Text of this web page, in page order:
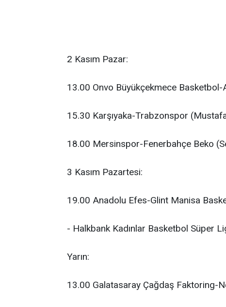
2 Kasım Pazar:
13.00 Onvo Büyükçekmece
15.30 Karşıyaka-Trabzonspor
18.00 Mersinspor-Fenerbahçe Beko
3 Kasım Pazartesi:
19.00 Anadolu Efes-Glint Manisa
- Halkbank Kadınlar Basketbol Süper
Yarın:
13.00 Galatasaray Çağdaş Faktoring-